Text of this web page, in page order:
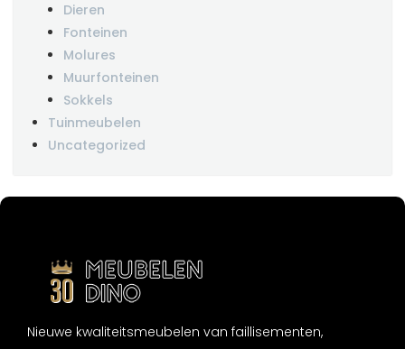
Dieren
Fonteinen
Molures
Muurfonteinen
Sokkels
Tuinmeubelen
Uncategorized
Nieuwe kwaliteitsmeubelen van faillisementen,